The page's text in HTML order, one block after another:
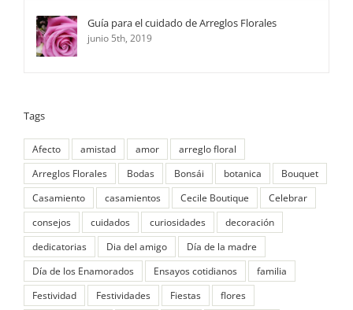
Guía para el cuidado de Arreglos Florales
junio 5th, 2019
Tags
Afecto amistad amor
arreglo floral
Arreglos Florales
Bodas Bonsái botanica
Bouquet
Casamiento
casamientos Cecile Boutique
Celebrar
consejos
cuidados curiosidades
decoración
dedicatorias
Dia del amigo
Día de la madre
Día de los Enamorados
Ensayos cotidianos
familia
Festividad
Festividades Fiestas
flores